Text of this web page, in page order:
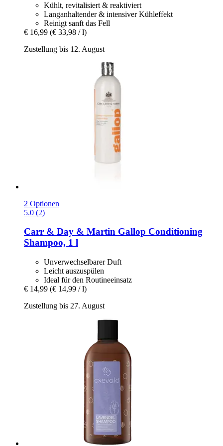
Kühlt, revitalisiert & reaktiviert
Langanhaltender & intensiver Kühleffekt
Reinigt sanft das Fell
€ 16,99 (€ 33,98 / l)
Zustellung bis 12. August
2 Optionen
5.0 (2)
Carr & Day & Martin Gallop Conditioning
Shampoo, 1 l
Unverwechselbarer Duft
Leicht auszuspülen
Ideal für den Routineeinsatz
€ 14,99 (€ 14,99 / l)
Zustellung bis 27. August